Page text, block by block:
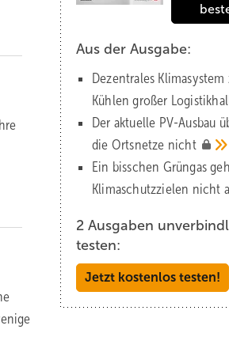
Aus der Ausgabe:
Dezentrales Klimasystem
Kühlen großer
Der aktuelle PV-Ausbau
die Orts­netze nicht
Ein bisschen Grüngas
Klima­schutz­zielen nicht
2 Ausgaben
testen:
Jetzt kostenlos testen!